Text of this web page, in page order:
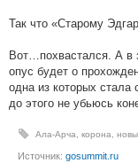
Так что «Старому
Вот…похвастался. А в
опус будет о
одна из которых
до этого не убьюсь
Ала-Арча корона
Источник: gosummit.ru